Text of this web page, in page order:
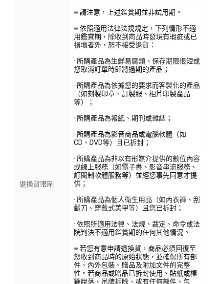
退換貨限制
※ 請注意，上述鑑賞期並非試用期。
※ 依照適用法律法規規定，下列情形不適
用鑑賞期，除收到商品時發現有瑕疵或已
損壞者外，恕不接受退貨：
· 所購產品為生鮮易腐類、保存期限很短或
您取消訂單時即將過期的產品；
· 所購產品為依據您的要求而客製化的產品
（如刻製印章、訂製服、相片印製產品
等）；
· 所購產品為報紙、期刊或雜誌；
· 所購產品為影音商品或電腦軟體（如
CD、DVD等）且已拆封；
· 所購產品為非以有形媒介提供的數位內容
或線上服務（如電子書、影音串流服務、
訂閱制軟體服務等）並經您事先同意才提
供；
· 所購產品為個人衛生用品（如內衣褲、刮
鬍刀、穿戴式美甲等）且您已拆封；
· 依照所適用法律、法規、裁定、命令或法
院判決不適用鑑賞期的任何其他情況。
※ 若您有意申請退換貨，商品必須回復至
您收到商品時的原始狀態，並確保所有部
件、內外包裝、贈品及附加文件的完整
性。若商品或贈品已拆封使用、貼紙或標
籤脫落、吊牌拆除、或有任何部件、包